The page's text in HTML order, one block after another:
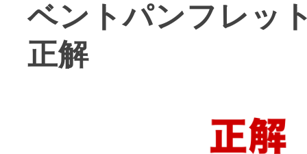
ベントパンフレ
正解